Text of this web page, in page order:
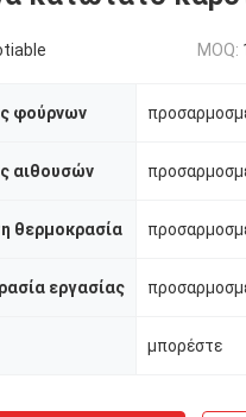
MOQ:
φούρνων
αιθουσών
θερμοκρασία
εργασίας
μπορέστε